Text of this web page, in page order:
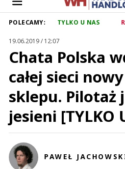
POLECAMY: TYLKO U NAS
19.06.2019 / 12:07
Chata Polska
całej sieci
sklepu. Pilotaż
jesieni [TYLKO
PAWEŁ